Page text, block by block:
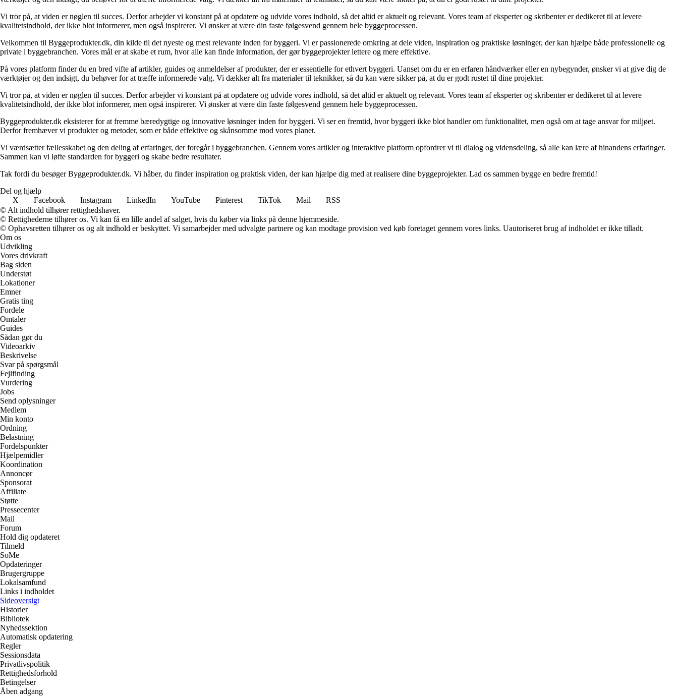
Vi tror på, at viden er nøglen til succes. Derfor arbejder vi konstant på at opdatere og udvide vores indhold, så det altid er aktuelt og relevant. Vores team af eksperter og skribenter er dedikeret til at levere
kvalitetsindhold, der ikke blot informerer, men også inspirerer. Vi ønsker at være din faste følgesvend gennem hele byggeprocessen.
Velkommen til Byggeprodukter.dk, din kilde til det nyeste og mest relevante inden for byggeri. Vi er passionerede omkring at dele viden, inspiration og praktiske løsninger, der kan hjælpe både professionelle og
private i byggebranchen. Vores mål er at skabe et rum, hvor alle kan finde information, der gør byggeprojekter lettere og mere effektive.
På vores platform finder du en bred vifte af artikler, guides og anmeldelser af produkter, der er essentielle for ethvert byggeri. Uanset om du er en erfaren håndværker eller en nybegynder, ønsker vi at give dig de
værktøjer og den indsigt, du behøver for at træffe informerede valg. Vi dækker alt fra materialer til teknikker, så du kan være sikker på, at du er godt rustet til dine projekter.
Vi tror på, at viden er nøglen til succes. Derfor arbejder vi konstant på at opdatere og udvide vores indhold, så det altid er aktuelt og relevant. Vores team af eksperter og skribenter er dedikeret til at levere
kvalitetsindhold, der ikke blot informerer, men også inspirerer. Vi ønsker at være din faste følgesvend gennem hele byggeprocessen.
Byggeprodukter.dk eksisterer for at fremme bæredygtige og innovative løsninger inden for byggeri. Vi ser en fremtid, hvor byggeri ikke blot handler om funktionalitet, men også om at tage ansvar for miljøet.
Derfor fremhæver vi produkter og metoder, som er både effektive og skånsomme mod vores planet.
Vi værdsætter fællesskabet og den deling af erfaringer, der foregår i byggebranchen. Gennem vores artikler og interaktive platform opfordrer vi til dialog og vidensdeling, så alle kan lære af hinandens erfaringer.
Sammen kan vi løfte standarden for byggeri og skabe bedre resultater.
Tak fordi du besøger Byggeprodukter.dk. Vi håber, du finder inspiration og praktisk viden, der kan hjælpe dig med at realisere dine byggeprojekter. Lad os sammen bygge en bedre fremtid!
Del og hjælp
X
Facebook Instagram LinkedIn YouTube Pinterest TikTok Mail
RSS
© Alt indhold tilhører rettighedshaver.
© Rettighederne tilhører os. Vi kan få en lille andel af salget, hvis du køber via links på denne hjemmeside.
© Ophavsretten tilhører os og alt indhold er beskyttet. Vi samarbejder med udvalgte partnere og kan modtage provision ved køb foretaget gennem vores links. Uautoriseret brug af indholdet er ikke tilladt.
Om os
Udvikling
Vores drivkraft
Bag siden
Understøt
Lokationer
Emner
Gratis ting
Fordele
Omtaler
Guides
Sådan gør du
Videoarkiv
Beskrivelse
Svar på spørgsmål
Fejlfinding
Vurdering
Jobs
Send oplysninger
Medlem
Min konto
Ordning
Belastning
Fordelspunkter
Hjælpemidler
Koordination
Annoncør
Sponsorat
Affiliate
Støtte
Pressecenter
Mail
Forum
Hold dig opdateret
Tilmeld
SoMe
Opdateringer
Brugergruppe
Lokalsamfund
Links i indholdet
Sideoversigt
Historier
Bibliotek
Nyhedssektion
Automatisk opdatering
Regler
Sessionsdata
Privatlivspolitik
Rettighedsforhold
Betingelser
Åben adgang